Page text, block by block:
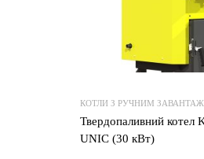
КОТЛИ З РУЧНИМ
Твердопаливний котел
UNIC (30 кВт)